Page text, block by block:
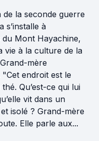
de la seconde guerre
s’installe à
Mont Hayachine,
vie à la culture de la
mère
endroit est le
Qu’est-ce qui lui
vit dans un
isolé ? Grand-mère
Elle parle aux...